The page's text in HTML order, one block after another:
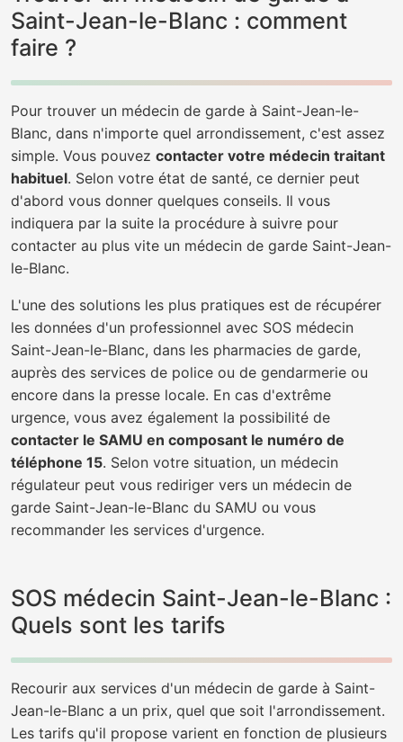
Saint-Jean-le-Blanc : comment
faire ?
Pour trouver un médecin de garde à Saint-Jean-le-
Blanc, dans n'importe quel arrondissement, c'est assez
simple. Vous pouvez contacter votre médecin traitant
habituel. Selon votre état de santé, ce dernier peut
d'abord vous donner quelques conseils. Il vous
indiquera par la suite la procédure à suivre pour
contacter au plus vite un médecin de garde Saint-Jean-
le-Blanc.
L'une des solutions les plus pratiques est de récupérer
les données d'un professionnel avec SOS médecin
Saint-Jean-le-Blanc, dans les pharmacies de garde,
auprès des services de police ou de gendarmerie ou
encore dans la presse locale. En cas d'extrême
urgence, vous avez également la possibilité de
contacter le SAMU en composant le numéro de
téléphone 15. Selon votre situation, un médecin
régulateur peut vous rediriger vers un médecin de
garde Saint-Jean-le-Blanc du SAMU ou vous
recommander les services d'urgence.
SOS médecin Saint-Jean-le-Blanc :
Quels sont les tarifs
Recourir aux services d'un médecin de garde à Saint-
Jean-le-Blanc a un prix, quel que soit l'arrondissement.
Les tarifs qu'il propose varient en fonction de plusieurs